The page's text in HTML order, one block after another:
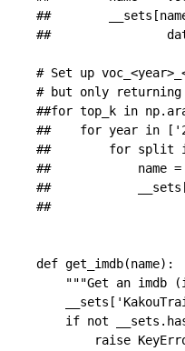
##
##
# Set up
# but only
##for top_k in
##    for year in
##        for split
##            name =
##
##
def get_imdb(name):
"""Get an imdb
if not
raise